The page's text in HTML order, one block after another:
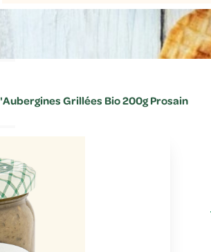
Grillées Bio 200g Prosain